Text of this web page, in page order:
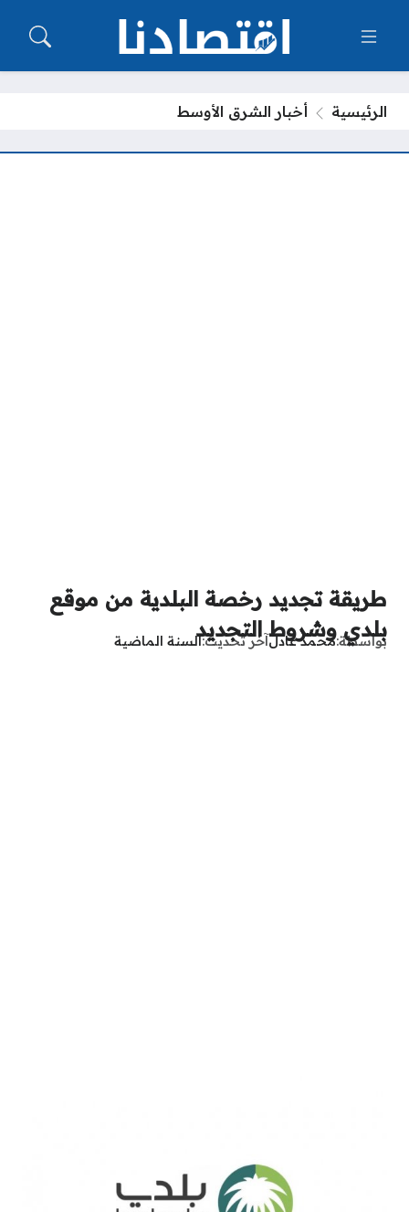
الرئيسية أخبار الشرق الأوسط
طريقة تجديد رخصة البلدية من موقع
بلدي وشروط التجديد
بواسطةمحمد عادلآخر تحديثالسنة الماضية